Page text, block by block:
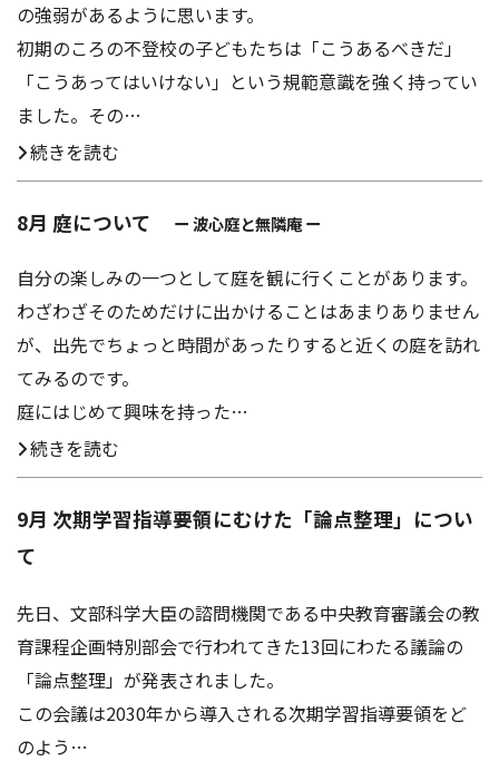
の強弱があるように思います。
初期のころの不登校の子どもたちは「こうあるべきだ」
「こうあってはいけない」という規範意識を強く持ってい
ました。その…
続きを読む
8月 庭について ー 波心庭と無隣庵 ー
自分の楽しみの一つとして庭を観に行くことがあります。
わざわざそのためだけに出かけることはあまりありません
が、出先でちょっと時間があったりすると近くの庭を訪れ
てみるのです。
庭にはじめて興味を持った…
続きを読む
9月 次期学習指導要領にむけた「論点整理」につい
て
先日、文部科学大臣の諮問機関である中央教育審議会の教
育課程企画特別部会で行われてきた13回にわたる議論の
「論点整理」が発表されました。
この会議は2030年から導入される次期学習指導要領をど
のよう…